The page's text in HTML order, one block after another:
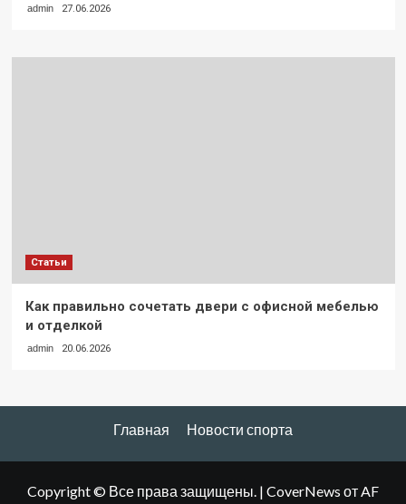
admin 27.06.2026
Статьи
Как правильно сочетать двери с офисной мебелью
и отделкой
admin 20.06.2026
Главная Новости спорта
Copyright © Все права защищены. | CoverNews от AF